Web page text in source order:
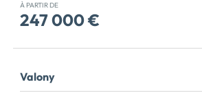
À PARTIR DE
247 000 €
opportunités ! Eligible au Prêt à taux
bailleur privé) pour investir.
Valony